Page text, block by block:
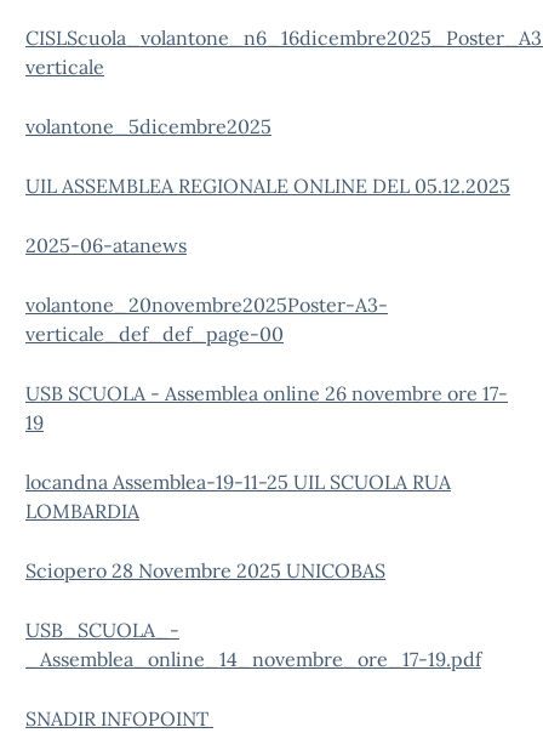
verticale
volantone_5dicembre2025
UIL ASSEMBLEA REGIONALE ONLINE DEL 05.12.2025
2025-06-atanews
volantone_20novembre2025Poster-A3-
verticale_def_def_page-00
USB SCUOLA - Assemblea online 26 novembre ore 17-
19
locandna Assemblea-19-11-25 UIL SCUOLA RUA
LOMBARDIA
Sciopero 28 Novembre 2025 UNICOBAS
USB_SCUOLA_-
_Assemblea_online_14_novembre_ore_17-19.pdf
SNADIR INFOPOINT